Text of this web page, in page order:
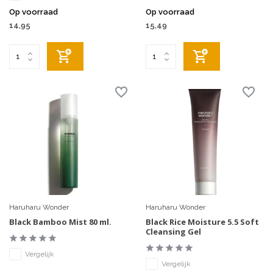
Op voorraad
14,95
Op voorraad
15,49
Haruharu Wonder
Black Bamboo Mist 80 ml.
Vergelijk
Haruharu Wonder
Black Rice Moisture 5.5 Soft
Cleansing Gel
Vergelijk